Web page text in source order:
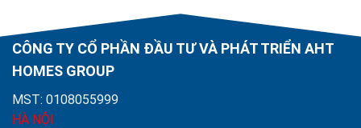
CÔNG TY CỔ PHẦN ĐẦU TƯ VÀ PHÁT TRIỂN AHT
HOMES GROUP
MST: 0108055999
HÀ NỘI